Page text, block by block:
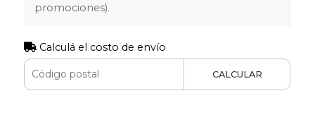
promociones).
Calculá el costo de envío
CALCULAR